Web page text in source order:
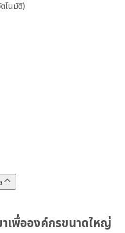
โนมัติ)
เพื่อองค์กรขนาดใหญ่